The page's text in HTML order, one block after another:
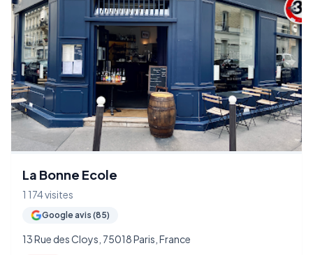
La Bonne Ecole
1 174 visites
Google avis (85)
13 Rue des Cloys, 75018 Paris, France